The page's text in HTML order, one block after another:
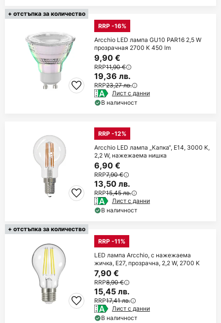
+ отстъпка за количество
RRP -16%
Arcchio LED лампа GU10 PAR16 2,5 W
прозрачная 2700 K 450 lm
9,90 €
RRP11,90 €
19,36 лв.
RRP23,27 лв.
Лист с данни
В наличност
RRP -12%
Arcchio LED лампа „Капка“, E14, 3000 K,
2,2 W, нажежаема нишка
6,90 €
RRP7,90 €
13,50 лв.
RRP15,45 лв.
Лист с данни
В наличност
+ отстъпка за количество
RRP -11%
LED лампа Arcchio, с нажежаема
жичка, E27, прозрачна, 2,2 W, 2700 K
7,90 €
RRP8,90 €
15,45 лв.
RRP17,41 лв.
Лист с данни
В наличност